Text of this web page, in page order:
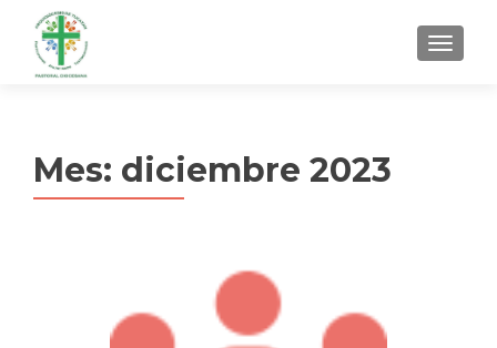
MENU
Mes: diciembre 2023